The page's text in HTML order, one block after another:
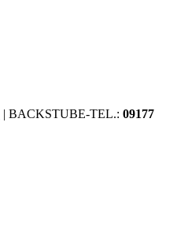
| BACKSTUBE-TEL.: 09177